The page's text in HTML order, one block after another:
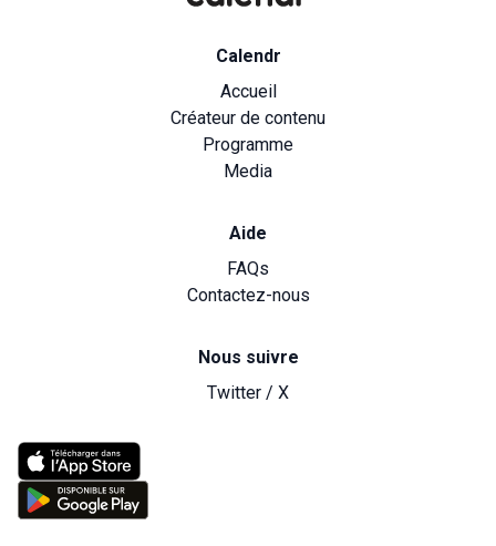
Calendr
Accueil
Créateur de contenu
Programme
Media
Aide
FAQs
Contactez-nous
Nous suivre
Twitter / X